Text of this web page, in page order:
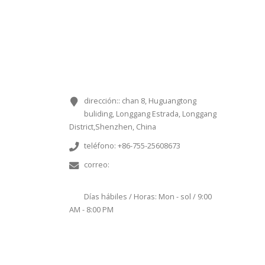
dirección:: chan 8, Huguangtong
buliding, Longgang Estrada, Longgang
District,Shenzhen, China
teléfono: +86-755-25608673
correo:
Días hábiles / Horas: Mon - sol / 9:00
AM - 8:00 PM